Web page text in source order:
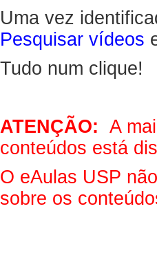
Uma vez
Pesquisar vídeos
Tudo num clique!
ATENÇÃO: A
conteúdos está
O eAulas USP
sobre os